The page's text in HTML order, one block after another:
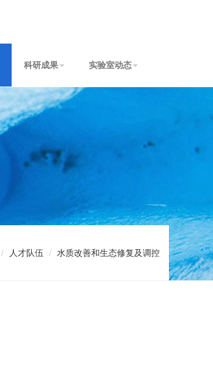
科研成果 实验室动态
人才队伍 水质改善和生态修复及调控